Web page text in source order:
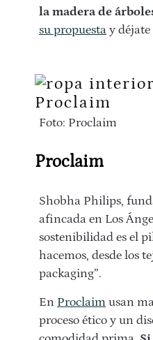
la madera de
su propuesta y déjate
Foto: Proclaim
Proclaim
Shobha Philips,
afincada en Los
sostenibilidad es el
hacemos, desde los
packaging”.
En Proclaim usan
proceso ético y un